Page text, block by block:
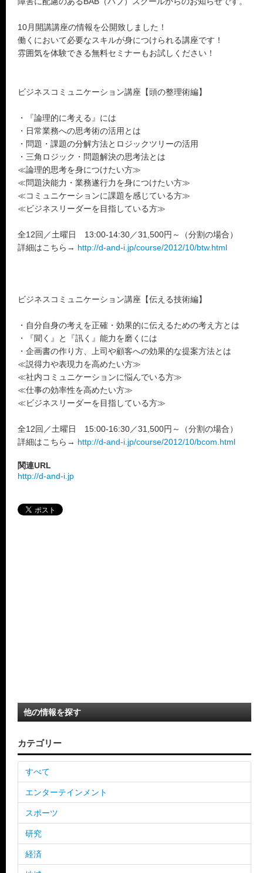
10月開講講座の情報を公開致しました！
働くにおいて必要なスキルが身につけられる講座です！
雰囲気を体験できる無料セミナーもお試しください！
ビジネスコミュニケーション講座【頭の整理術編】
・『論理的に考える』には
・日常業務への思考術の活用とは
・問題・課題の分解方法とロジックツリーの活用
・三角ロジック・問題解決の思考法とは
≪論理的思考を身につけたい方≫
≪問題決能力・業務遂行力を身につけたい方≫
≪コミュニケーションに課題を感じている方≫
≪ビジネスリーダーを目指している方≫
全12回／土曜日 13:00-14:30／31,500円～（分割の場合）
詳細はこちら→ http://d-and-i.jp/course/2012/10/btw.html
ビジネスコミュニケーション講座【伝える技術編】
・自分自身の考えを正確・効果的に伝えるための考え方とは
・『聞く』と『訊く』能力を磨くには
・企画書の作り方、上司や顧客への効果的な提案方法とは
≪説得力や表現力を高めたい方≫
≪社内コミュニケーションに悩んでいる方≫
≪仕事の効率性を高めたい方≫
≪ビジネスリーダーを目指している方≫
全12回／土曜日 15:00-16:30／31,500円～（分割の場合）
詳細はこちら→ http://d-and-i.jp/course/2012/10/bcom.html
関連URL
http://d-and-i.jp
他の情報を探す
カテゴリー
すべて
エンターテインメント
スポーツ
研究
経済